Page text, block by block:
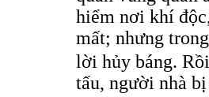
hiểm nơi khí
mất; nhưng
lời hủy báng.
tấu, người nhà